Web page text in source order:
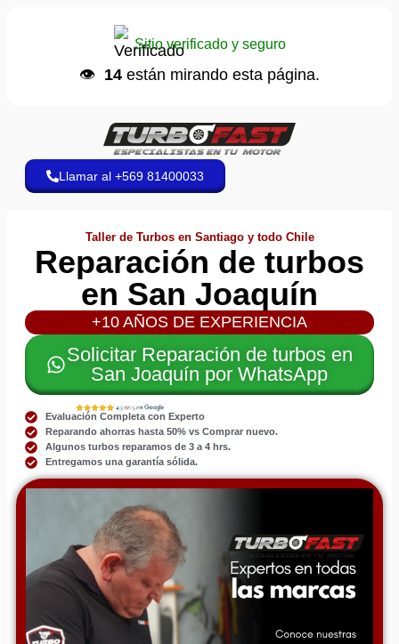
Sitio verificado y seguro
👁️ 14 están mirando esta página.
Llamar al +569 81400033
Taller de Turbos en Santiago y todo Chile
Reparación de turbos
en San Joaquín
+10 AÑOS DE EXPERIENCIA
Solicitar Reparación de turbos en
San Joaquín por WhatsApp
Evaluación Completa con Experto
Reparando ahorras hasta 50% vs Comprar nuevo.
Algunos turbos reparamos de 3 a 4 hrs.
Entregamos una garantía sólida.
📱 envió un WhatsApp